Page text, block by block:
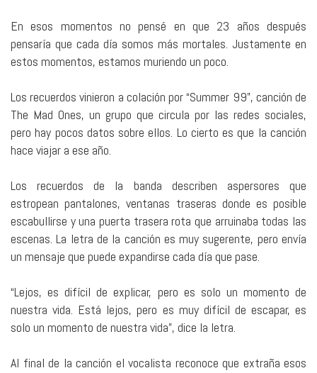
En esos momentos no pensé en que 23 años después
pensaría que cada día somos más mortales. Justamente en
estos momentos, estamos muriendo un poco.
Los recuerdos vinieron a colación por “Summer 99”, canción de
The Mad Ones, un grupo que circula por las redes sociales,
pero hay pocos datos sobre ellos. Lo cierto es que la canción
hace viajar a ese año.
Los recuerdos de la banda describen aspersores que
estropean pantalones, ventanas traseras donde es posible
escabullirse y una puerta trasera rota que arruinaba todas las
escenas. La letra de la canción es muy sugerente, pero envía
un mensaje que puede expandirse cada día que pase.
“Lejos, es difícil de explicar, pero es solo un momento de
nuestra vida. Está lejos, pero es muy difícil de escapar, es
solo un momento de nuestra vida”, dice la letra.
Al final de la canción el vocalista reconoce que extraña esos